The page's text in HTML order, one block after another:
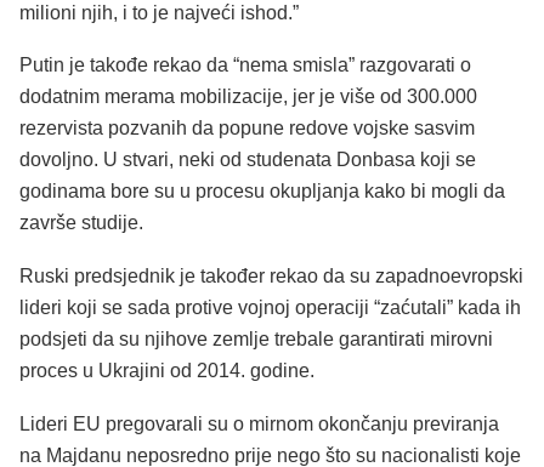
milioni njih, i to je najveći ishod.”
Putin je takođe rekao da “nema smisla” razgovarati o
dodatnim merama mobilizacije, jer je više od 300.000
rezervista pozvanih da popune redove vojske sasvim
dovoljno. U stvari, neki od studenata Donbasa koji se
godinama bore su u procesu okupljanja kako bi mogli da
završe studije.
Ruski predsjednik je također rekao da su zapadnoevropski
lideri koji se sada protive vojnoj operaciji “zaćutali” kada ih
podsjeti da su njihove zemlje trebale garantirati mirovni
proces u Ukrajini od 2014. godine.
Lideri EU pregovarali su o mirnom okončanju previranja
na Majdanu neposredno prije nego što su nacionalisti koje